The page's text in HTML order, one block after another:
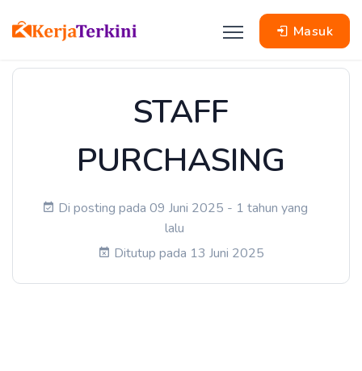
Masuk
STAFF
PURCHASING
Di posting pada 09 Juni 2025 - 1 tahun yang
lalu
Ditutup pada 13 Juni 2025